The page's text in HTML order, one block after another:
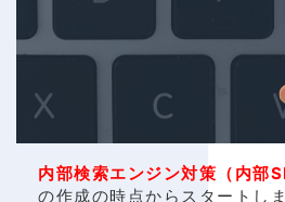
内部検索エンジン対策（内部
の作成の時点からスタートしま